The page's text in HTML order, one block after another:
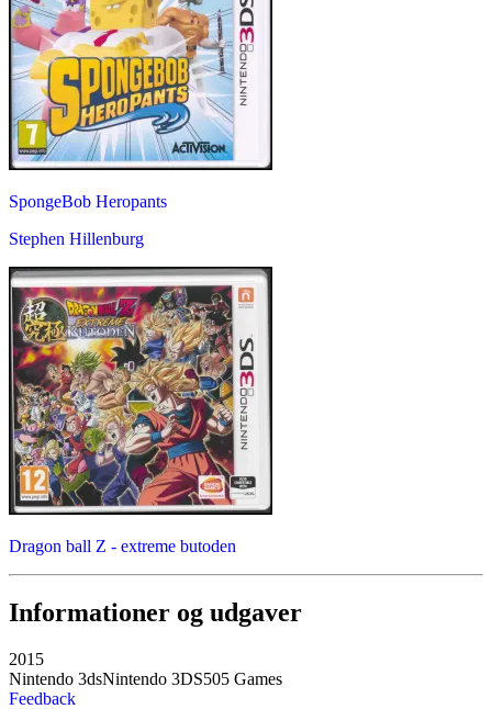
SpongeBob Heropants
Stephen Hillenburg
Dragon ball Z - extreme butoden
Informationer og udgaver
2015
Nintendo 3dsNintendo 3DS505 Games
Feedback